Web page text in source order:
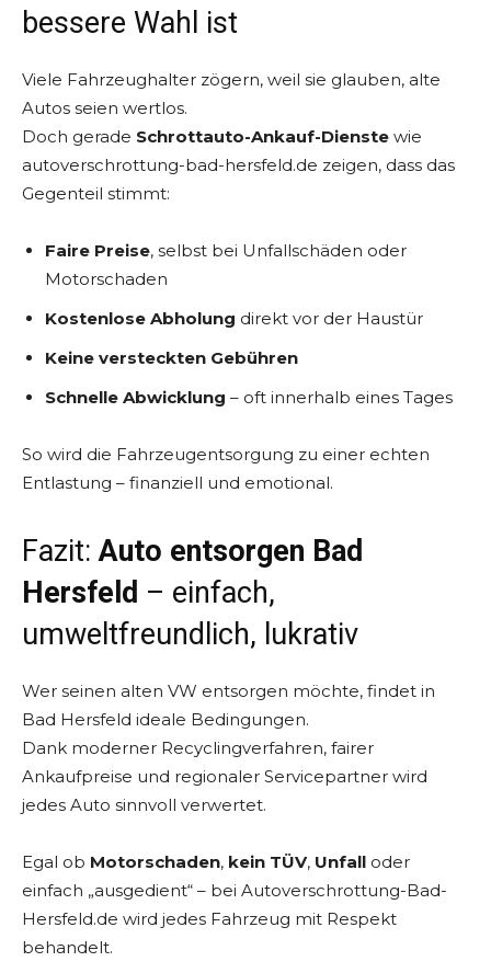
bessere Wahl ist
Viele Fahrzeughalter zögern, weil sie glauben, alte
Autos seien wertlos.
Doch gerade Schrottauto-Ankauf-Dienste wie
autoverschrottung-bad-hersfeld.de zeigen, dass das
Gegenteil stimmt:
Faire Preise, selbst bei Unfallschäden oder
Motorschaden
Kostenlose Abholung direkt vor der Haustür
Keine versteckten Gebühren
Schnelle Abwicklung – oft innerhalb eines Tages
So wird die Fahrzeugentsorgung zu einer echten
Entlastung – finanziell und emotional.
Fazit:Auto entsorgen Bad
Hersfeld – einfach,
umweltfreundlich, lukrativ
Wer seinen alten VW entsorgen möchte, findet in
Bad Hersfeld ideale Bedingungen.
Dank moderner Recyclingverfahren, fairer
Ankaufpreise und regionaler Servicepartner wird
jedes Auto sinnvoll verwertet.
Egal ob Motorschaden, kein TÜV, Unfall oder
einfach „ausgedient“ – bei Autoverschrottung-Bad-
Hersfeld.de wird jedes Fahrzeug mit Respekt
behandelt.